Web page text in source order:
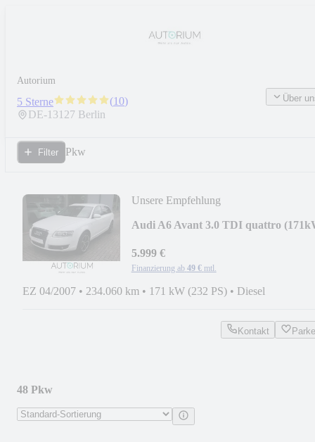
Autorium
5 Sterne (10)
DE-13127 Berlin
Über
Filter Pkw
Unsere Empfehlung
Audi A6 Avant 3.0 TDI quattro
5.999 €
Finanzierung ab 49 € mtl.
EZ 04/2007 • 234.060 km • 171 kW (232 PS) • Diesel
Kontakt
48 Pkw